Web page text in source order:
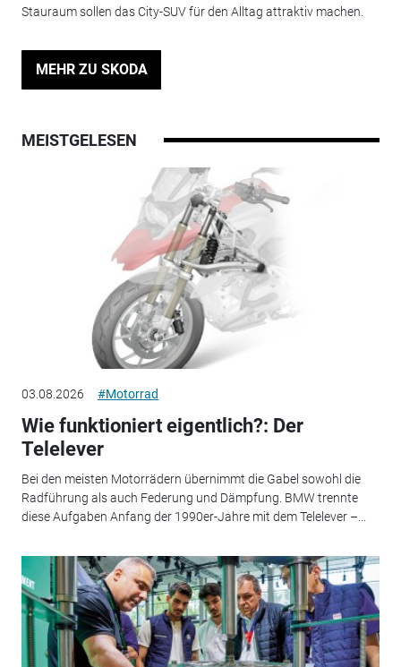
Stauraum sollen das City-SUV für den Alltag attraktiv machen.
MEHR ZU SKODA
MEISTGELESEN
03.08.2026 #Motorrad
Wie funktioniert eigentlich?: Der
Telelever
Bei den meisten Motorrädern übernimmt die Gabel sowohl die
Radführung als auch Federung und Dämpfung. BMW trennte
diese Aufgaben Anfang der 1990er-Jahre mit dem Telelever –...